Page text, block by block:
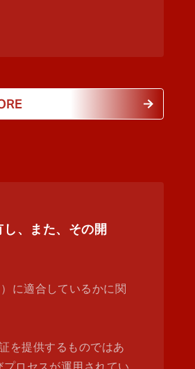
、また、その開
に適合しているかに関
を提供するものではあ